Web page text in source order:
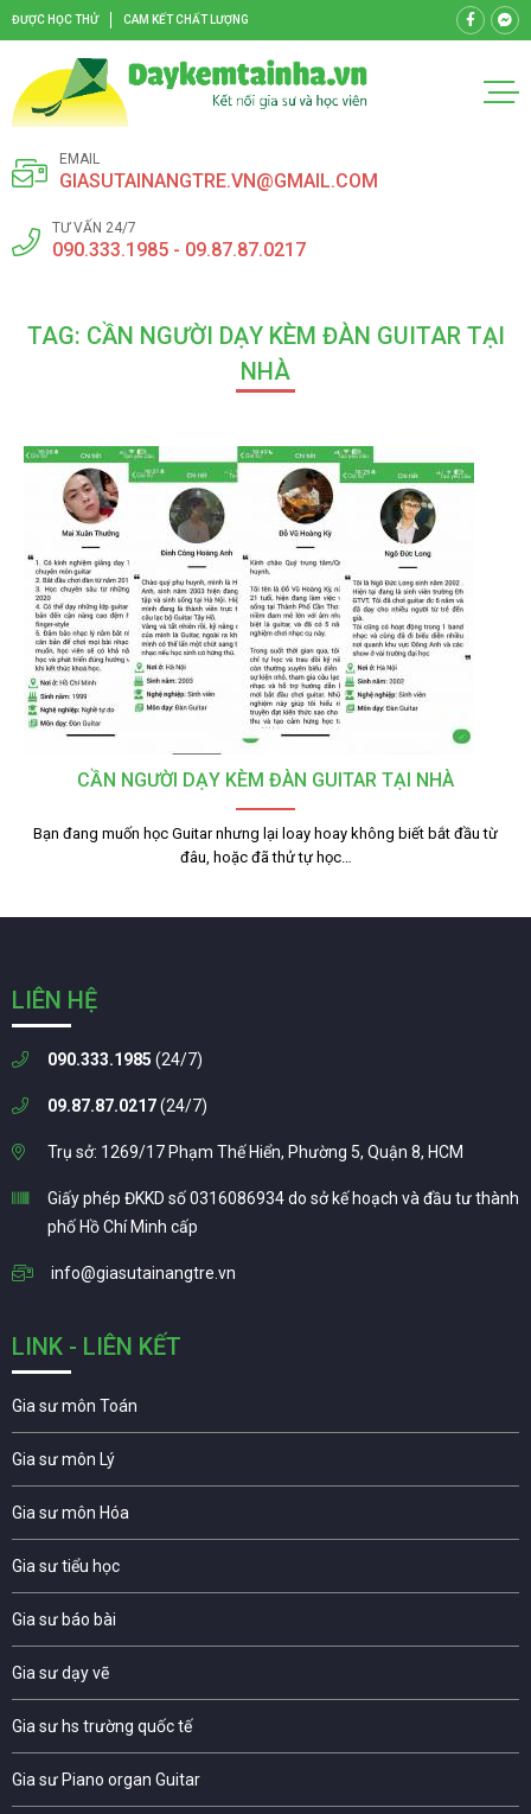
ĐƯỢC HỌC THỬ CAM KẾT CHẤT LƯỢNG
EMAIL
GIASUTAINANGTRE.VN@GMAIL.COM
TƯ VẤN 24/7
090.333.1985 - 09.87.87.0217
TAG: CẦN NGƯỜI DẠY KÈM ĐÀN GUITAR TẠI
NHÀ
CẦN NGƯỜI DẠY KÈM ĐÀN GUITAR TẠI NHÀ
Bạn đang muốn học Guitar nhưng lại loay hoay không biết bắt đầu từ
đâu, hoặc đã thử tự học…
LIÊN HỆ
090.333.1985 (24/7)
09.87.87.0217(24/7)
Trụ sở: 1269/17 Phạm Thế Hiển, Phường 5, Quận 8, HCM
Giấy phép ĐKKD số 0316086934 do sở kế hoạch và đầu tư thành
phố Hồ Chí Minh cấp
info@giasutainangtre.vn
LINK - LIÊN KẾT
Gia sư môn Toán
Gia sư môn Lý
Gia sư môn Hóa
Gia sư tiểu học
Gia sư báo bài
Gia sư dạy vẽ
Gia sư hs trường quốc tế
Gia sư Piano organ Guitar